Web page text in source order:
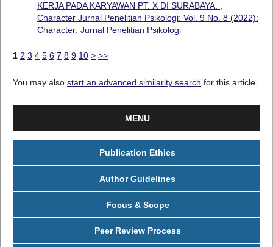
KERJA PADA KARYAWAN PT. X DI SURABAYA. ,
Character Jurnal Penelitian Psikologi: Vol. 9 No. 8 (2022):
Character: Jurnal Penelitian Psikologi
1 2 3 4 5 6 7 8 9 10 > >>
You may also start an advanced similarity search for this article.
MENU
Publication Ethics
Author Guidelines
Focus & Scope
Peer Review Process